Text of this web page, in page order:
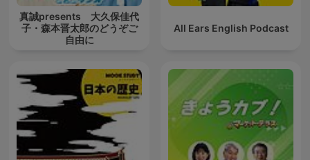
真誠presents 大久保佳代
子・森本晋太郎のどうぞご
自由に
All Ears English Podcast